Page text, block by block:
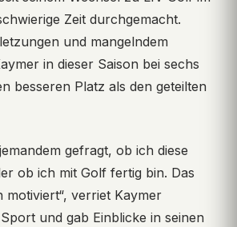
Zeit durchgemacht.
und mangelndem
in dieser Saison bei sechs
besseren Platz als den geteilten
gefragt, ob ich diese
ob ich mit Golf fertig bin. Das
motiviert“, verriet Kaymer
und gab Einblicke in seinen